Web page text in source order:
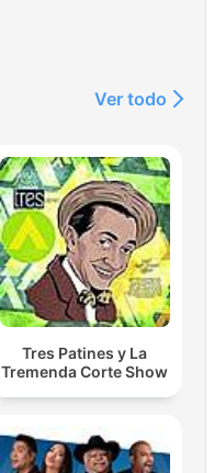
Ver todo
Tres Patines y La
Tremenda Corte Show